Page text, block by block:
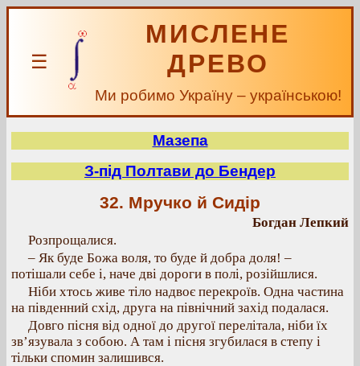
☰
МИСЛЕНЕ
ДРЕВО
Ми робимо Україну – українською!
Мазепа
З-під Полтави до Бендер
32. Мручко й Сидір
Богдан Лепкий
Розпрощалися.
– Як буде Божа воля, то буде й добра доля! –
потішали себе і, наче дві дороги в полі, розійшлися.
Ніби хтось живе тіло надвоє перекроїв. Одна частина
на південний схід, друга на північний захід подалася.
Довго пісня від одної до другої перелітала, ніби їх
зв’язувала з собою. А там і пісня згубилася в степу і
тільки спомин залишився.